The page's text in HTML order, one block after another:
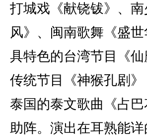
打城戏《献铙钹》、
风》、闽南歌舞《盛
具特色的台湾节目《
传统节目《神猴孔剧
泰国的泰文歌曲《占
助阵。演出在耳熟能